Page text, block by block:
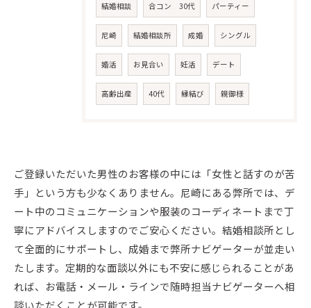
結婚相談 合コン 30代 パーティー
尼崎 結婚相談所 成婚 シングル
婚活 お見合い 妊活 デート
高齢出産 40代 縁結び 親御様
ご登録いただいた男性のお客様の中には「女性と話すのが苦
手」という方も少なくありません。尼崎にある弊所では、デ
ート中のコミュニケーションや服装のコーディネートまで丁
寧にアドバイスしますのでご安心ください。結婚相談所とし
て全面的にサポートし、成婚まで弊所ナビゲーターが並走い
たします。定期的な面談以外にも不安に感じられることがあ
れば、お電話・メール・ラインで随時担当ナビゲーターへ相
談いただくことが可能です。